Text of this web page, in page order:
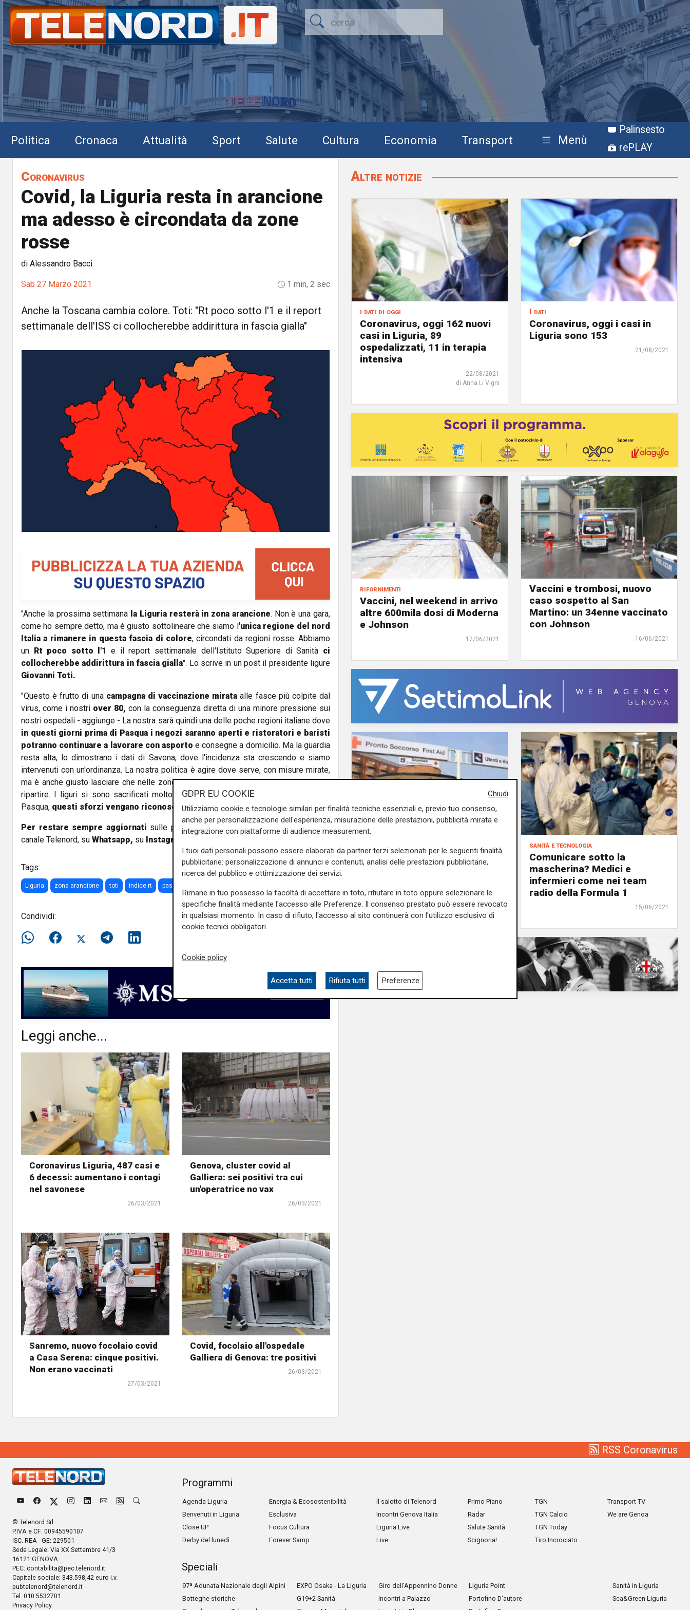
Politica Cronaca Attualità Sport Salute Cultura Economia Transport Menù
Palinsesto
rePLAY
Coronavirus
Covid, la Liguria resta in arancione
ma adesso è circondata da zone
rosse
di Alessandro Bacci
Sab 27 Marzo 2021 1 min, 2 sec
Anche la Toscana cambia colore. Toti: "Rt poco sotto l'1 e il report
settimanale dell'ISS ci collocherebbe addirittura in fascia gialla"
"Anche la prossima settimana la Liguria resterà in zona arancione. Non è una gara,
come ho sempre detto, ma è giusto sottolineare che siamo l 'unica regione del nord
Italia a rimanere in questa fascia di colore, circondati da regioni rosse. Abbiamo
un
Rt poco sotto l'1 e il report settimanale dell'Istituto Superiore di Sanità ci
collocherebbe addirittura in fascia gialla". Lo scrive in un post il presidente ligure
Giovanni Toti.
"Questo è frutto di unacampagna di vaccinazione mirata alle fasce più colpite dal
virus, come i nostri over 80, con la conseguenza diretta di una minore pressione sui
nostri ospedali - aggiunge - La nostra sarà quindi una delle poche regioni italiane dove
in questi giorni prima di Pasqua i negozi saranno aperti e ristoratori e baristi
potranno continuare a lavorare con asporto e consegne a domicilio. Ma la guardia
resta alta, lo dimostrano i dati di Savona, dove l'incidenza sta crescendo e siamo
intervenuti con un'ordinanza. La nostra politica è agire dove serve, con misure mirate,
ma è anche giusto lasciare che nelle zone meno colpite dal virus le attività possano
ripartire. I liguri si sono sacrificati molto e spero che, dopo le chiusure forzate di
Pasqua, questi sforzi vengano riconosciuti e ricompensati ".
Per restare sempre aggiornati sulle principali notizie sulla Liguria seguiteci sul
canale Telenord, su Whatsapp, su Instagram
Tags:
Liguria zona arancione toti indice rt pasqua
Condividi:
Leggi anche...
Coronavirus Liguria, 487 casi e
6 decessi: aumentano i contagi
nel savonese
26/03/2021
Genova, cluster covid al
Galliera: sei positivi tra cui
un'operatrice no vax
26/03/2021
Sanremo, nuovo focolaio covid
a Casa Serena: cinque positivi.
Non erano vaccinati
27/03/2021
Covid, focolaio all'ospedale
Galliera di Genova: tre positivi
26/03/2021
Altre notizie
i dati di oggi
Coronavirus, oggi 162 nuovi
casi in Liguria, 89
ospedalizzati, 11 in terapia
intensiva
22/08/2021
di Anna Li Vigni
I dati
Coronavirus, oggi i casi in
Liguria sono 153
21/08/2021
rifornimenti
Vaccini, nel weekend in arrivo
altre 600mila dosi di Moderna
e Johnson
17/06/2021
Vaccini e trombosi, nuovo
caso sospetto al San
Martino: un 34enne vaccinato
con Johnson
16/06/2021
Toti: "L'ospedale di Albenga
potrebbe diventare hub per
15/06/2021
sanità e tecnologia
Comunicare sotto la
mascherina? Medici e
infermieri come nei team
radio della Formula 1
15/06/2021
RSS Coronavirus
© Telenord Srl
P.IVA e CF: 00945590107
ISC. REA - GE: 229501
Sede Legale: Via XX Settembre 41/3
16121 GENOVA
PEC: contabilita@pec.telenord.it
Capitale sociale: 343.598,42 euro i.v.
pubtelenord@telenord.it
Tel. 010 5532701
Privacy Policy
Programmi
Agenda Liguria
Benvenuti in Liguria
Close UP
Derby del lunedì
Energia & Ecosostenibilità
Esclusiva
Focus Cultura
Forever Samp
Il salotto di Telenord
Incontri Genova Italia
Liguria Live
Live
Primo Piano
Radar
Salute Sanità
Scignoria!
TGN
TGN Calcio
TGN Today
Tiro Incrociato
Transport TV
We are Genoa
Speciali
97ª Adunata Nazionale degli Alpini
Botteghe storiche
EXPO Osaka - La Liguria
G19+2 Sanità
Giro dell'Appennino Donne
Incontri a Palazzo
Liguria Point
Portofino D'autore
Sanità in Liguria
Sea&Green Liguria
Chiudi
GDPR EU COOKIE
Utilizziamo cookie e tecnologie similari per finalità tecniche essenziali e, previo tuo consenso,
anche per personalizzazione dell'esperienza, misurazione delle prestazioni, pubblicità mirata e
integrazione con piattaforme di audience measurement.
I tuoi dati personali possono essere elaborati da partner terzi selezionati per le seguenti finalità
pubblicitarie: personalizzazione di annunci e contenuti, analisi delle prestazioni pubblicitarie,
ricerca del pubblico e ottimizzazione dei servizi.
Rimane in tuo possesso la facoltà di accettare in toto, rifiutare in toto oppure selezionare le
specifiche finalità mediante l'accesso alle Preferenze. Il consenso prestato può essere revocato
in qualsiasi momento. In caso di rifiuto, l'accesso al sito continuerà con l'utilizzo esclusivo di
cookie tecnici obbligatori.
Cookie policy
Accetta tutti Rifiuta tutti Preferenze